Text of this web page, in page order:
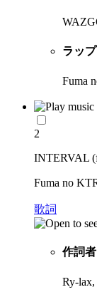
ラップ
Fuma
2
INTERVAL
Fuma no
歌詞
作詞者
Ry-